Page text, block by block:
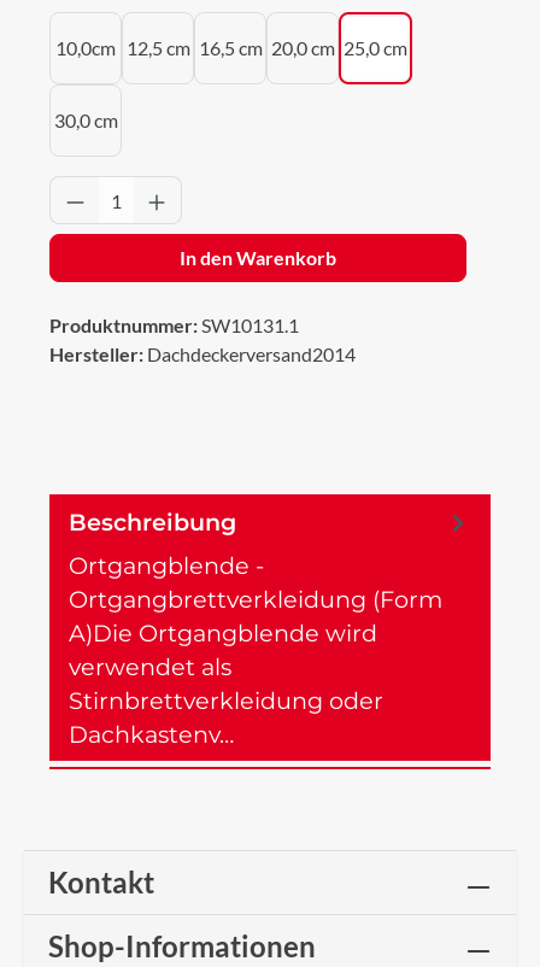
10,0cm 12,5 cm 16,5 cm 20,0 cm 25,0 cm
30,0 cm
Produkt Anzahl: Gib den gewünschten
In den Warenkorb
Produktnummer:SW10131.1
Hersteller: Dachdeckerversand2014
Beschreibung
Ortgangblende -
Ortgangbrettverkleidung (Form
A)Die Ortgangblende wird
verwendet als
Stirnbrettverkleidung oder
Dachkastenv…
Kontakt
Shop-Informationen